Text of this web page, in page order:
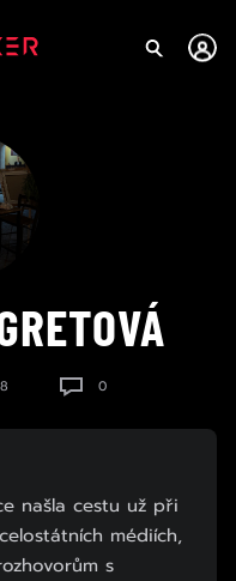
0
našla cestu už při
médiích,
s